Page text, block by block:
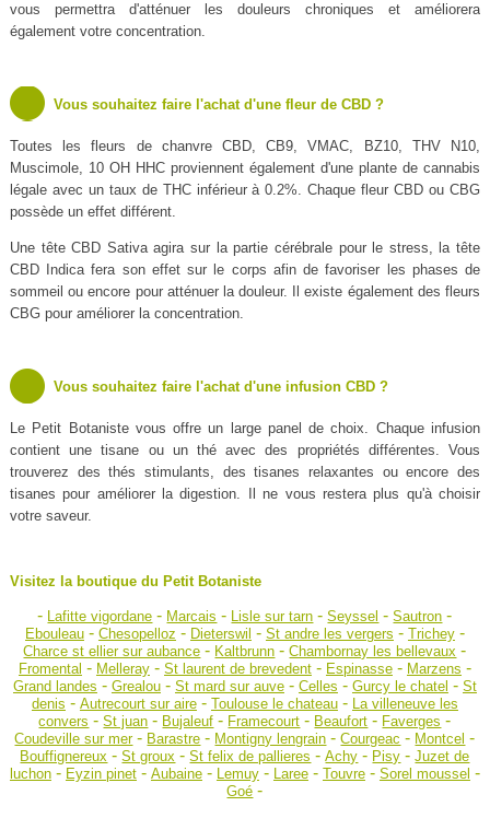
vous permettra d'atténuer les douleurs chroniques et améliorera
également votre concentration.
Vous souhaitez faire l'achat d'une fleur de CBD ?
Toutes les fleurs de chanvre CBD, CB9, VMAC, BZ10, THV N10,
Muscimole, 10 OH HHC proviennent également d'une plante de cannabis
légale avec un taux de THC inférieur à 0.2%. Chaque fleur CBD ou CBG
possède un effet différent.
Une tête CBD Sativa agira sur la partie cérébrale pour le stress, la tête
CBD Indica fera son effet sur le corps afin de favoriser les phases de
sommeil ou encore pour atténuer la douleur. Il existe également des fleurs
CBG pour améliorer la concentration.
Vous souhaitez faire l'achat d'une infusion CBD ?
Le Petit Botaniste vous offre un large panel de choix. Chaque infusion
contient une tisane ou un thé avec des propriétés différentes. Vous
trouverez des thés stimulants, des tisanes relaxantes ou encore des
tisanes pour améliorer la digestion. Il ne vous restera plus qu'à choisir
votre saveur.
Visitez la boutique du Petit Botaniste
- Lafitte vigordane - Marcais - Lisle sur tarn -Seyssel -Sautron -
Ebouleau- Chesopelloz - Dieterswil - St andre les vergers - Trichey-
Charce st ellier sur aubance - Kaltbrunn -Chambornay les bellevaux -
Fromental - Melleray- St laurent de brevedent- Espinasse- Marzens -
Grand landes - Grealou- St mard sur auve- Celles - Gurcy le chatel - St
denis - Autrecourt sur aire- Toulouse le chateau- La villeneuve les
convers -St juan - Bujaleuf - Framecourt - Beaufort - Faverges -
Coudeville sur mer- Barastre - Montigny lengrain -Courgeac - Montcel -
Bouffignereux -St groux -St felix de pallieres -Achy - Pisy -Juzet de
luchon- Eyzin pinet- Aubaine- Lemuy- Laree- Touvre- Sorel moussel -
Goé -